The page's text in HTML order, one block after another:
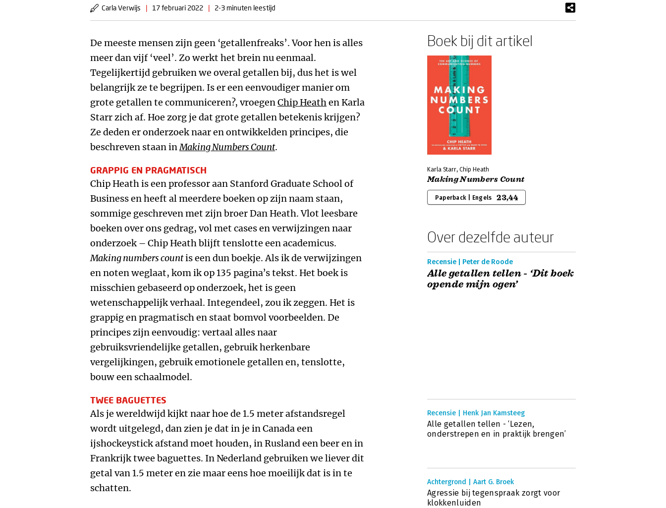
Carla Verwijs | 17 februari 2022 | 2-3 minuten leestijd
De meeste mensen zijn geen ‘getallenfreaks’. Voor hen is alles
meer dan vijf ‘veel’. Zo werkt het brein nu eenmaal.
Tegelijkertijd gebruiken we overal getallen bij, dus het is wel
belangrijk ze te begrijpen. Is er een eenvoudiger manier om
grote getallen te communiceren?, vroegenChip Heathen Karla
Starr zich af. Hoe zorg je dat grote getallen betekenis krijgen?
Ze deden er onderzoek naar en ontwikkelden principes, die
beschreven staan inMaking Numbers Count.
GRAPPIG EN PRAGMATISCH
Chip Heath is een professor aan Stanford Graduate School of
Business en heeft al meerdere boeken op zijn naam staan,
sommige geschreven met zijn broer Dan Heath. Vlot leesbare
boeken over ons gedrag, vol met cases en verwijzingen naar
onderzoek – Chip Heath blijft tenslotte een academicus.
Making numbers countis een dun boekje. Als ik de verwijzingen
en noten weglaat, kom ik op 135 pagina’s tekst. Het boek is
misschien gebaseerd op onderzoek, het is geen
wetenschappelijk verhaal. Integendeel, zou ik zeggen. Het is
grappig en pragmatisch en staat bomvol voorbeelden. De
principes zijn eenvoudig: vertaal alles naar
gebruiksvriendelijke getallen, gebruik herkenbare
vergelijkingen, gebruik emotionele getallen en, tenslotte,
bouw een schaalmodel.
TWEE BAGUETTES
Als je wereldwijd kijkt naar hoe de 1.5 meter afstandsregel
wordt uitgelegd, dan zien je dat in je in Canada een
ijshockeystick afstand moet houden, in Rusland een beer en in
Frankrijk twee baguettes. In Nederland gebruiken we liever dit
getal van 1.5 meter en zie maar eens hoe moeilijk dat is in te
schatten.
Boek bij dit artikel
Karla Starr, Chip Heath
Making Numbers Count
Paperback | Engels 23,44
Over dezelfde auteur
Recensie | Peter de Roode
Alle getallen tellen - ‘Dit boek
opende mijn ogen’
Recensie | Henk Jan Kamsteeg
Alle getallen tellen - ‘Lezen,
onderstrepen en in praktijk brengen’
Achtergrond | Aart G. Broek
Agressie bij tegenspraak zorgt voor
klokkenluiden